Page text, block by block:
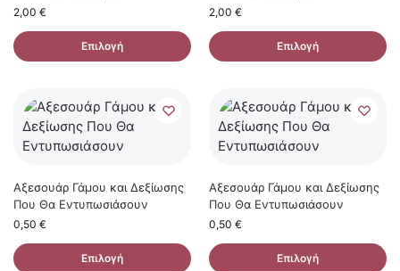
2,00 €
Επιλογή
2,00 €
Επιλογή
Αξεσουάρ Γάμου και Δεξίωσης
Που Θα Εντυπωσιάσουν
0,50 €
Επιλογή
Αξεσουάρ Γάμου και Δεξίωσης
Που Θα Εντυπωσιάσουν
0,50 €
Επιλογή